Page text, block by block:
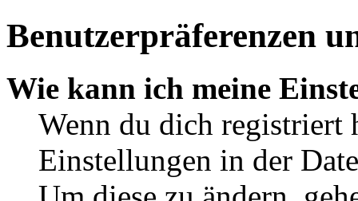
Benutzerpräferenzen
Wie kann ich meine
Wenn du dich registriert
Einstellungen in der